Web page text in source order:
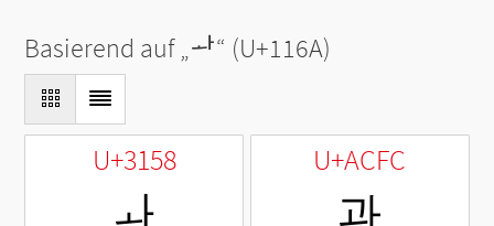
Basierend auf „ᅪ“ (U+116A)
U+3158
ㅘ
U+ACFC
과